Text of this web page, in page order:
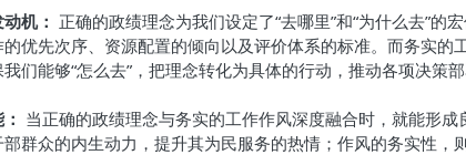
机： 正确的政绩理念为我们设定了“去哪里”和“为什么去”的
优先次序、资源配置的倾向以及评价体系的标准。而务实的
们能够“怎么去”，把理念转化为具体的行动，推动各项决策部
当正确的政绩理念与务实的工作作风深度融合时，就能形成
群众的内生动力，提升其为民服务的热情；作风的务实性，